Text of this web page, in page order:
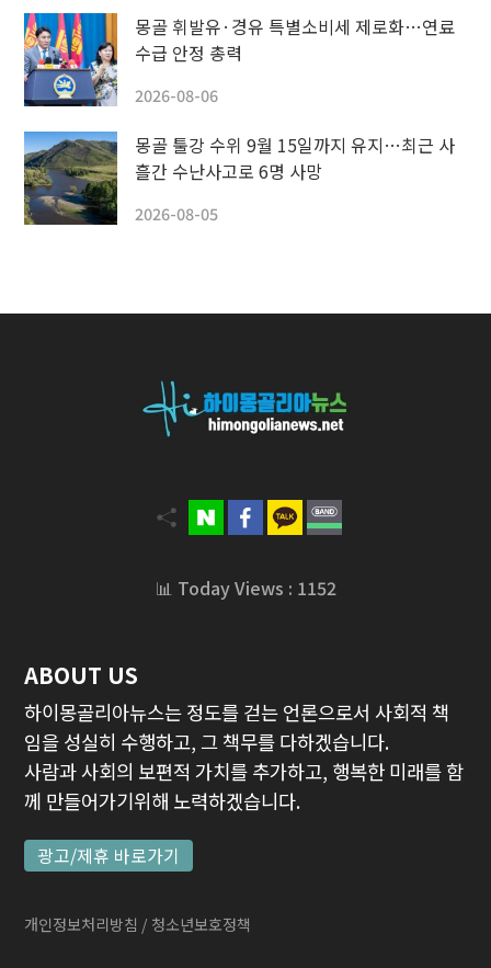
몽골 휘발유·경유 특별소비세 제로화…연료
수급 안정 총력
2026-08-06
몽골 툴강 수위 9월 15일까지 유지…최근 사
흘간 수난사고로 6명 사망
2026-08-05
📊 Today Views : 1152
ABOUT US
하이몽골리아뉴스는 정도를 걷는 언론으로서 사회적 책
임을 성실히 수행하고, 그 책무를 다하겠습니다.
사람과 사회의 보편적 가치를 추가하고, 행복한 미래를 함
께 만들어가기위해 노력하겠습니다.
광고/제휴 바로가기
개인정보처리방침 / 청소년보호정책